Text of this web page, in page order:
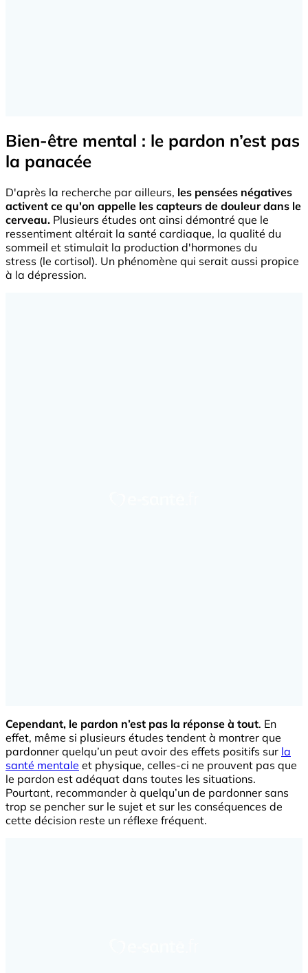
Bien-être mental : le pardon n’est pas
la panacée
D'après la recherche par ailleurs, les pensées négatives
activent ce qu'on appelle les capteurs de douleur dans le
cerveau. Plusieurs études ont ainsi démontré que le
ressentiment altérait la santé cardiaque, la qualité du
sommeil et stimulait la production d'hormones du
stress (le cortisol). Un phénomène qui serait aussi propice
à la dépression.
Cependant, le pardon n’est pas la réponse à tout. En
effet, même si plusieurs études tendent à montrer que
pardonner quelqu’un peut avoir des effets positifs sur la
santé mentale et physique, celles-ci ne prouvent pas que
le pardon est adéquat dans toutes les situations.
Pourtant, recommander à quelqu’un de pardonner sans
trop se pencher sur le sujet et sur les conséquences de
cette décision reste un réflexe fréquent.